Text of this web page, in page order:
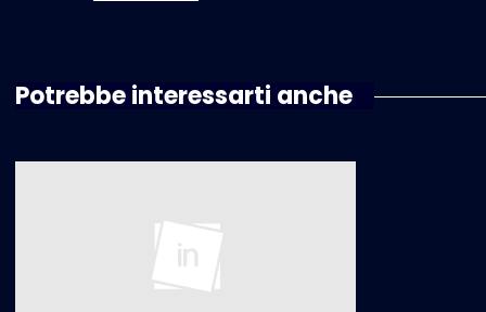
Potrebbe interessarti anche